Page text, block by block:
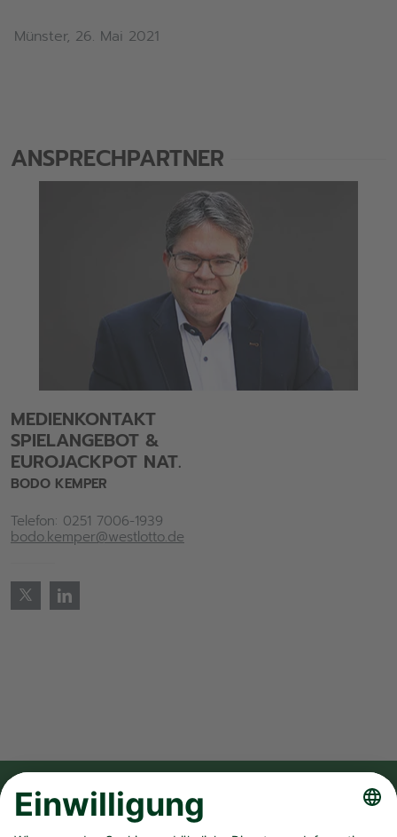
Münster, 26. Mai 2021
ANSPRECHPARTNER
MEDIENKONTAKT
SPIELANGEBOT &
EUROJACKPOT NAT.
BODO KEMPER
Telefon: 0251 7006-1939
bodo.kemper@westlotto.de
FOLGE UNS AUF